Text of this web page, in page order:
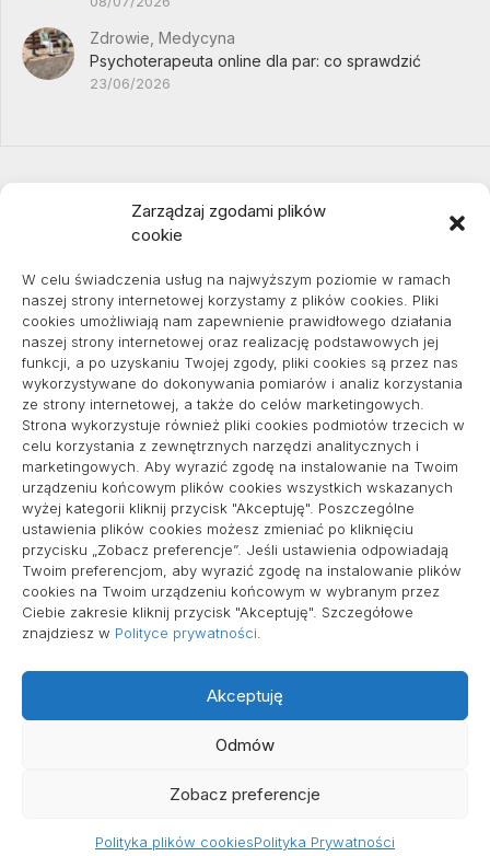
Zarządzaj zgodami plików
cookie
W celu świadczenia usług na najwyższym poziomie w ramach
naszej strony internetowej korzystamy z plików cookies. Pliki
cookies umożliwiają nam zapewnienie prawidłowego działania
naszej strony internetowej oraz realizację podstawowych jej
funkcji, a po uzyskaniu Twojej zgody, pliki cookies są przez nas
wykorzystywane do dokonywania pomiarów i analiz korzystania
ze strony internetowej, a także do celów marketingowych.
Strona wykorzystuje również pliki cookies podmiotów trzecich w
celu korzystania z zewnętrznych narzędzi analitycznych i
marketingowych. Aby wyrazić zgodę na instalowanie na Twoim
urządzeniu końcowym plików cookies wszystkich wskazanych
wyżej kategorii kliknij przycisk "Akceptuję". Poszczególne
ustawienia plików cookies możesz zmieniać po kliknięciu
przycisku „Zobacz preferencje”. Jeśli ustawienia odpowiadają
Twoim preferencjom, aby wyrazić zgodę na instalowanie plików
cookies na Twoim urządzeniu końcowym w wybranym przez
Ciebie zakresie kliknij przycisk "Akceptuję". Szczegółowe
znajdziesz w Polityce prywatności
Akceptuję
Odmów
Zobacz preferencje
Polityka plików cookiesPolityka Prywatności
Zdrowie, Medycyna
Psychoterapeuta online dla par: co sprawdzić
23/06/2026
pozycjonowanie lokalne
Informacje
Polityka plików cookies (EU)
Polityka prywatności
Wszelkie prawa zastrzeżone